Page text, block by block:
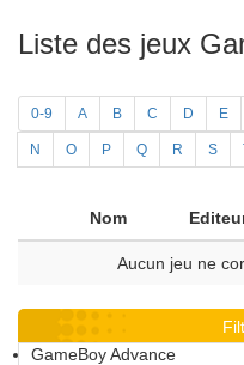
Liste des jeux
0-9 A B C D E
N O P Q R S
Nom
Aucun jeu ne
GameBoy Advance